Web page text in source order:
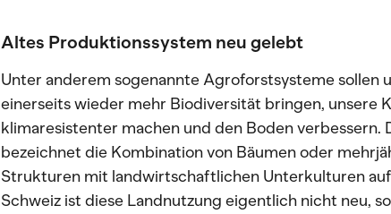
Altes Produktionssystem neu gelebt
Unter anderem sogenannte Agroforstsysteme sollen
einerseits wieder mehr Biodiversität bringen, unsere
klimaresistenter machen und den Boden verbessern.
bezeichnet die Kombination von Bäumen oder
Strukturen mit landwirtschaftlichen Unterkulturen
Schweiz ist diese Landnutzung eigentlich nicht neu,